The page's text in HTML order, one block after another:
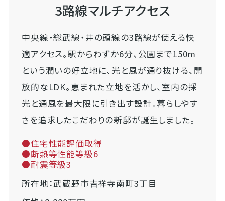
3路線マルチアクセス
中央線・総武線・井の頭線の3路線が使える快
適アクセス。駅からわずか6分、公園まで150m
という潤いの好立地に、光と風が通り抜ける、開
放的なLDK。恵まれた立地を活かし、室内の採
光と通風を最大限に引き出す設計。暮らしやす
さを追求したこだわりの新邸が誕生しました。
●住宅性能評価取得
●断熱等性能等級6
●耐震等級3
所在地：武蔵野市吉祥寺南町3丁目